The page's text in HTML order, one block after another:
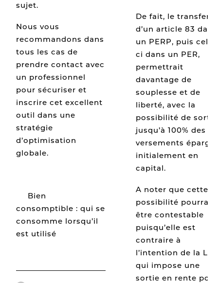
sujet.
Nous vous
recommandons dans
tous les cas de
prendre contact avec
un professionnel
pour sécuriser et
inscrire cet excellent
outil dans une
stratégie
d’optimisation
globale.
Bien
consomptible : qui se
consomme lorsqu’il
est utilisé
De fait, le transfert
d’un article 83 dans
un PERP, puis
ci dans un PER,
permettrait
davantage de
souplesse et de
liberté, avec la
possibilité de sortir
jusqu’à 100% des
versements
initialement en
capital.
A noter que cette
possibilité pourrait
être contestable
puisqu’elle est
contraire à
l’intention de la Loi
qui impose une
sortie en rente pour